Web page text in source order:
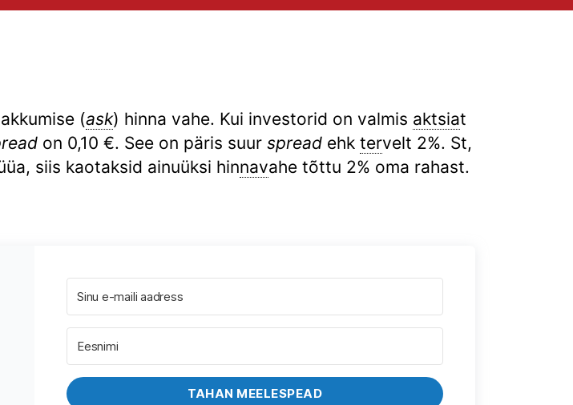
(ask) hinna vahe. Kui investorid on valmis aktsiat
on 0,10 €. See on päris suur spread ehk tervelt 2%. St,
siis kaotaksid ainuüksi hinnavahe tõttu 2% oma rahast.
TAHAN MEELESPEAD